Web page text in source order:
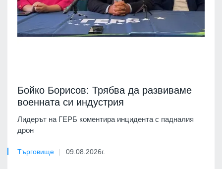
Бойко Борисов: Трябва да развиваме
военната си индустрия
Лидерът на ГЕРБ коментира инцидента с падналия
дрон
Търговище 09.08.2026г.